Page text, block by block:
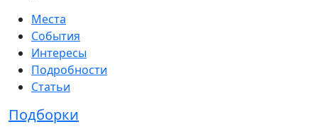
Места
События
Интересы
Подробности
Статьи
Подборки